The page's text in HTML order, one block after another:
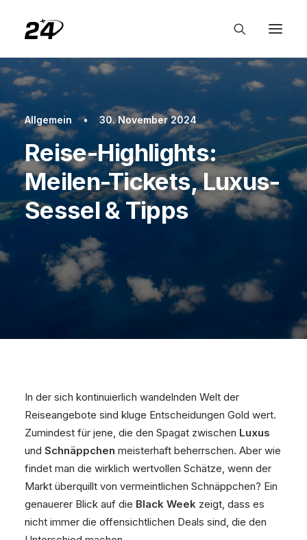
Allgemein • 30. November 2024
Reise-Highlights:
Meilen-Tickets, Luxus-
Sessel & Tipps
In der sich kontinuierlich wandelnden Welt der
Reiseangebote sind kluge Entscheidungen Gold wert.
Zumindest für jene, die den Spagat zwischen Luxus
und Schnäppchen meisterhaft beherrschen. Aber wie
findet man die wirklich wertvollen Schätze, wenn der
Markt überquillt von vermeintlichen Schnäppchen? Ein
genauerer Blick auf die Black Week zeigt, dass es
nicht immer die offensichtlichen Deals sind, die den